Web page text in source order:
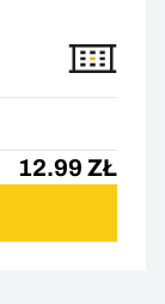
12.99 ZŁ